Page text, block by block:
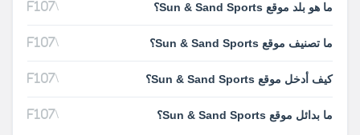
ما هو بلد موقع Sun & Sand Sports؟
ما تصنيف موقع Sun & Sand Sports؟
كيف أدخل موقع Sun & Sand Sports؟
ما بدائل موقع Sun & Sand Sports؟